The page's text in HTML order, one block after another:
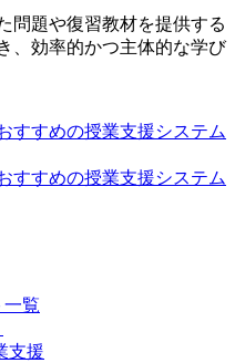
問題や復習教材を提供する
、効率的かつ主体的な学び
覧
支援